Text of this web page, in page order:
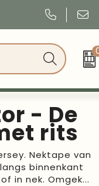
- De
rits
Nektape van
binnenkant
in nek. Omgek...